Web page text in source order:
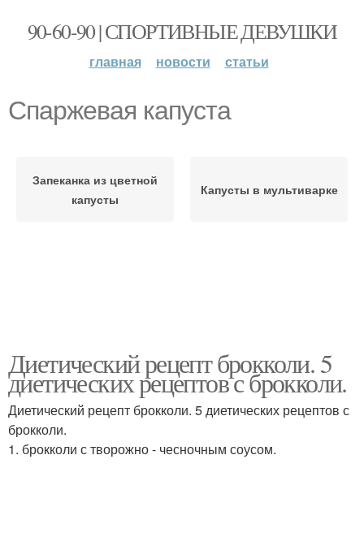
90-60-90 | СПОРТИВНЫЕ ДЕВУШКИ
главная новости статьи
Спаржевая капуста
Запеканка из цветной
капусты
Капусты в мультиварке
Диетический рецепт брокколи. 5
диетических рецептов с брокколи.
Диетический рецепт брокколи. 5 диетических рецептов с
брокколи.
1. брокколи с творожно - чесночным соусом.